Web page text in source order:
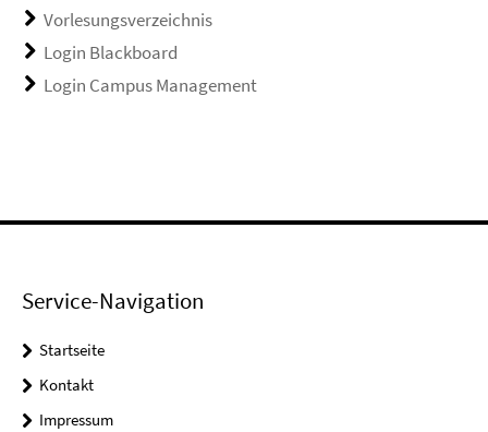
Vorlesungsverzeichnis
Login Blackboard
Login Campus Management
Service-Navigation
Startseite
Kontakt
Impressum